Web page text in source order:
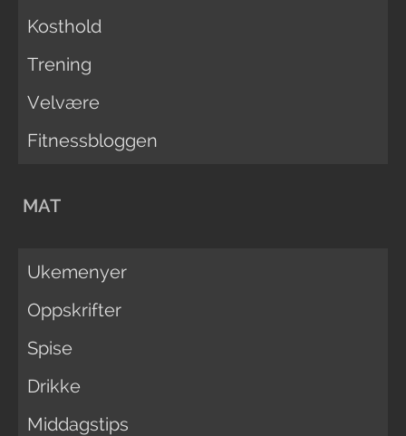
Kosthold
Trening
Velvære
Fitnessbloggen
MAT
Ukemenyer
Oppskrifter
Spise
Drikke
Middagstips